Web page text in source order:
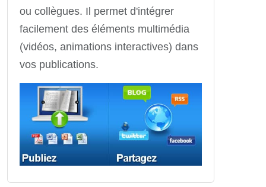
ou collègues. Il permet d'intégrer
facilement des éléments multimédia
(vidéos, animations interactives) dans
vos publications.